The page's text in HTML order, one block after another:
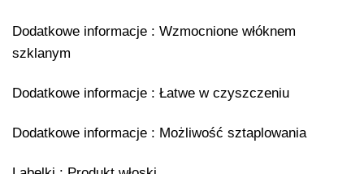
Dodatkowe informacje : Wzmocnione włóknem
szklanym
Dodatkowe informacje : Łatwe w czyszczeniu
Dodatkowe informacje : Możliwość sztaplowania